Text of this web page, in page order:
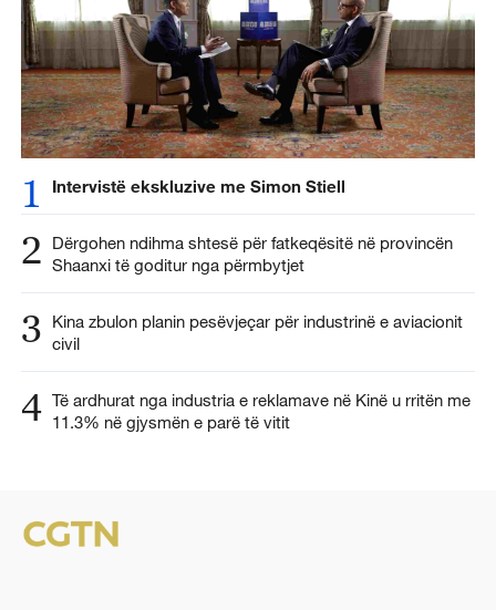
1 Intervistë ekskluzive me Simon Stiell
2
Dërgohen ndihma shtesë për fatkeqësitë në provincën
Shaanxi të goditur nga përmbytjet
3
Kina zbulon planin pesëvjeçar për industrinë e aviacionit
civil
4 Të ardhurat nga industria e reklamave në Kinë u rritën me
11.3% në gjysmën e parë të vitit